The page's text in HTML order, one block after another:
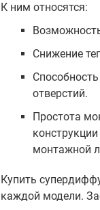
К ним относятся:
Снижение
отверстий.
Простота
монтажной
Купить
каждой модели.